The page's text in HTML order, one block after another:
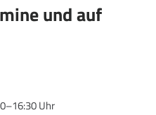
und auf
Uhr